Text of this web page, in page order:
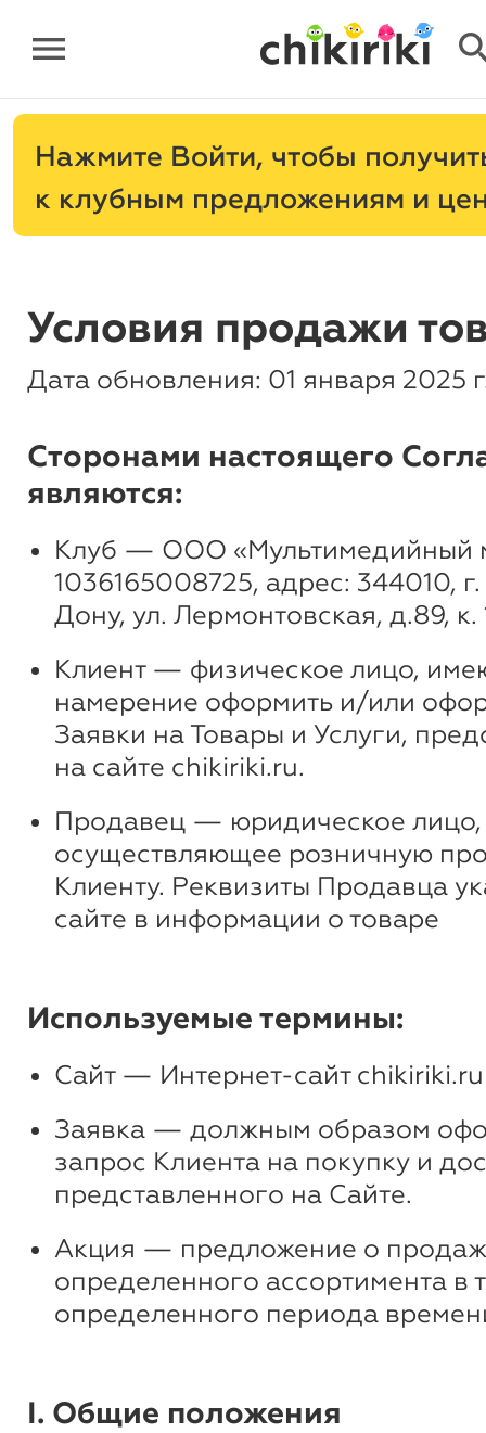
menu
Нажмите
, чтобы
к клубным предложениям и
Условия продажи
Дата обновления: 01 января 2025
Сторонами настоящего
являются:
Клуб — ООО «Мультимедийный
1036165008725, адрес: 344010,
Дону, ул. Лермонтовская, д.89, к.
Клиент — физическое лицо,
намерение оформить и/или
Заявки на Товары и Услуги,
на сайте chikiriki.ru.
Продавец — юридическое лицо,
осуществляющее розничную
Клиенту. Реквизиты Продавца
сайте в информации о товаре
Используемые термины:
Сайт — Интернет-сайт chikiriki.ru
Заявка — должным образом
запрос Клиента на покупку и
представленного на Сайте.
Акция — предложение о
определенного ассортимента в
определенного периода
I. Общие положения